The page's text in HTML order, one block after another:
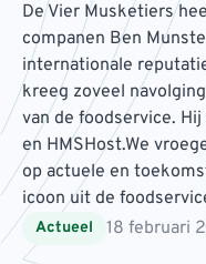
De Vier Musketiers
companen Ben
internationale
kreeg zoveel
van de foodservice.
en HMSHost.We
op actuele en
icoon uit de
Actueel 18 februari